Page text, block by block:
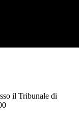
il Tribunale di